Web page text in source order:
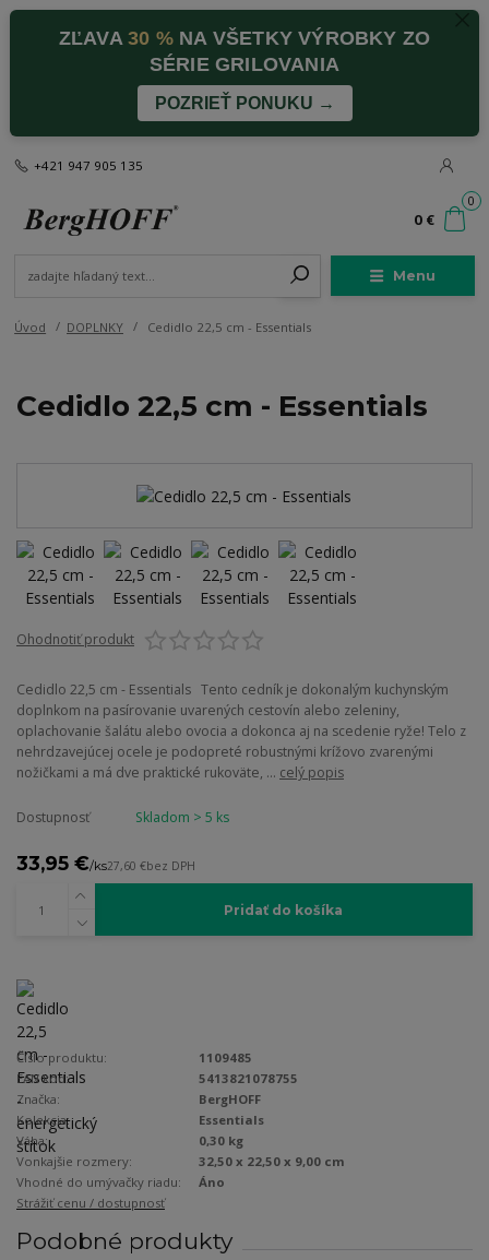
ZĽAVA30 %NA VŠETKY VÝROBKY ZO
SÉRIE GRILOVANIA
POZRIEŤ PONUKU →
Menu
+421 947 905 135
0
0 €
Úvod DOPLNKY Cedidlo 22,5 cm - Essentials
Cedidlo 22,5 cm - Essentials
Ohodnotiť produkt
Cedidlo 22,5 cm - Essentials Tento cedník je dokonalým kuchynským
doplnkom na pasírovanie uvarených cestovín alebo zeleniny,
oplachovanie šalátu alebo ovocia a dokonca aj na scedenie ryže! Telo z
nehrdzavejúcej ocele je podopreté robustnými krížovo zvarenými
nožičkami a má dve praktické rukoväte, ... celý popis
Dostupnosť Skladom > 5 ks
33,95 €/ks27,60 €bez DPH
Pridať do košíka
Číslo produktu:
1109485
EAN kód:
5413821078755
Značka:
BergHOFF
Kolekcia:
Essentials
Váha:
0,30 kg
Vonkajšie rozmery:
32,50 x 22,50 x 9,00 cm
Vhodné do umývačky riadu:
Áno
Strážiť cenu / dostupnosť
Podobné produkty